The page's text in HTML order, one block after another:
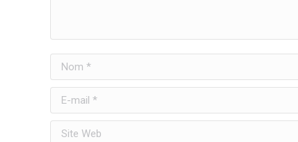
Nom *
E-mail *
Site Web